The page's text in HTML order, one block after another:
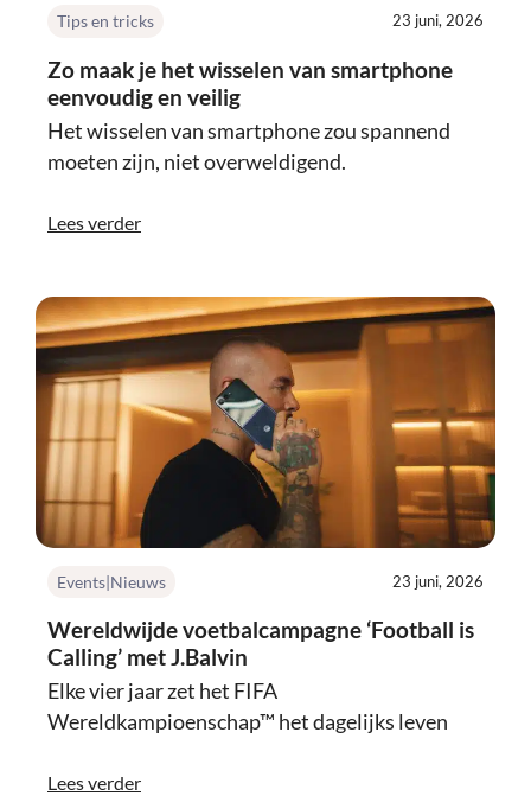
Tips en tricks 23 juni, 2026
Zo maak je het wisselen van smartphone
eenvoudig en veilig
Het wisselen van smartphone zou spannend
moeten zijn, niet overweldigend.
Lees verder
Events|Nieuws 23 juni, 2026
Wereldwijde voetbalcampagne ‘Football is
Calling’ met J.Balvin
Elke vier jaar zet het FIFA
Wereldkampioenschap™ het dagelijks leven
Lees verder